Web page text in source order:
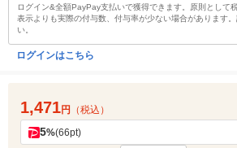
ログイン&全額PayPay支払いで獲得できます。原則として
表示よりも実際の付与数、付与率が少ない場合があります
い。
ログインはこちら
1,471円 （税込）
5%(66pt)